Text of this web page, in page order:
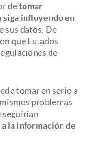
detomar
siga influyendo en
sus datos. De
que Estados
de
tomar en serio a
problemas
seguirían
la información de